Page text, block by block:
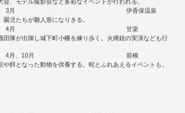
、モデル撮影会など多彩なイベントが行われる。
3月
伊香保温泉
児たちが雛人形になりきる。
4月
甘楽
隊が出陣し城下町小幡を練り歩く。火縄銃の実演なども行
4月、10月
前橋
餌となった動物を供養する。蛇とふれあえるイベントも。